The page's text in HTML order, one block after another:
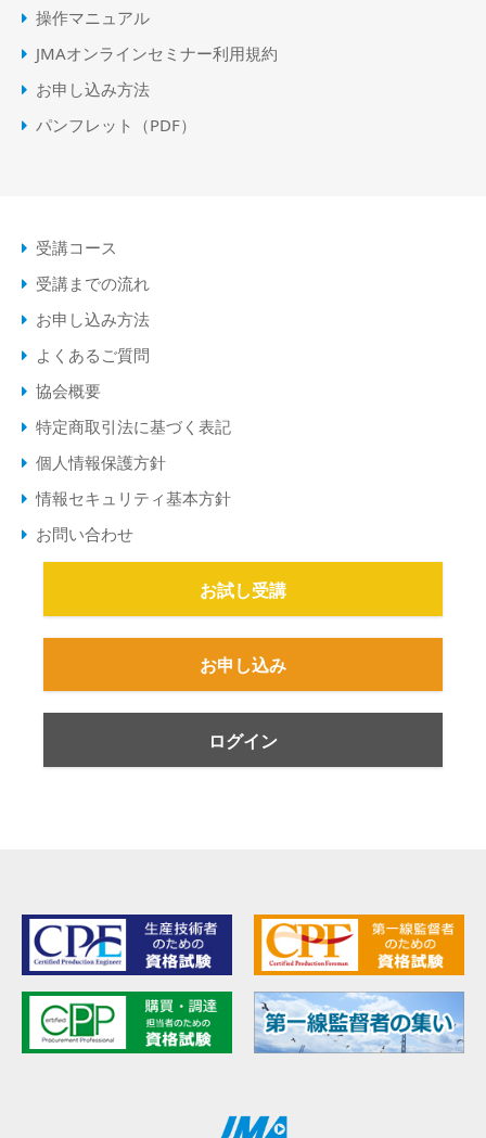
操作マニュアル
JMAオンラインセミナー利用規約
お申し込み方法
パンフレット（PDF）
受講コース
受講までの流れ
お申し込み方法
よくあるご質問
協会概要
特定商取引法に基づく表記
個人情報保護方針
情報セキュリティ基本方針
お問い合わせ
お試し受講
お申し込み
ログイン